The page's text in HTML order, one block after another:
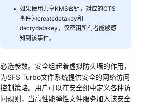
如果使用共享KMS密钥，对应的CTS
事件为createdatakey和
decrydatakey，仅密钥所有者能够感
知到该事件。
必选参数。安全组起着虚拟防火墙的作用，
为SFS Turbo文件系统提供安全的网络访问
控制策略。用户可以在安全组中定义各种访
问规则，当高性能弹性文件服务加入该安全